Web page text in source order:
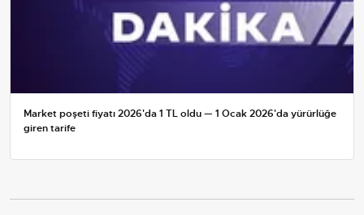
Market poşeti fiyatı 2026'da 1 TL oldu — 1 Ocak 2026'da yürürlüğe
giren tarife